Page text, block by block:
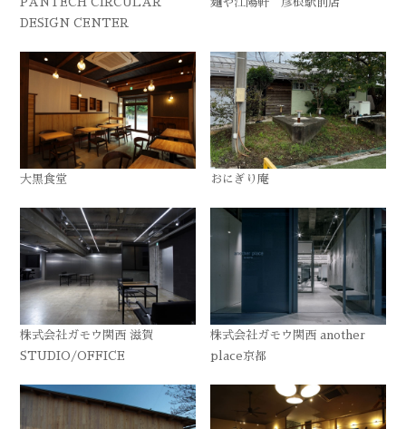
DESIGN CENTER
大黒食堂 おにぎり庵
株式会社ガモウ関西 滋賀
STUDIO/OFFICE
株式会社ガモウ関西 another
place京都